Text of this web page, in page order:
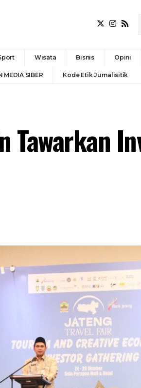
Wisata Bisnis Opini
MEDIA SIBER Kode Etik Jurnalisitik
Tawarkan